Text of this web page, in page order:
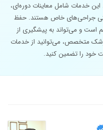
خدمات شامل معاینات دوره‌ای،
جراحی‌های خاص هستند. حفظ
است و می‌تواند به پیشگیری از
متخصص، می‌توانید از خدمات
خود را تضمین کنید.